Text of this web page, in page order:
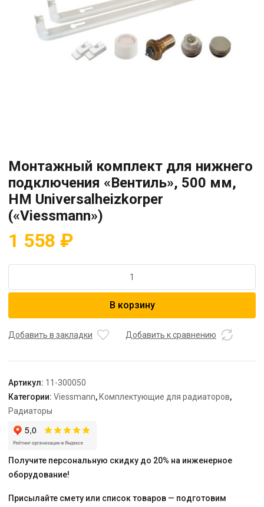
Монтажный комплект для нижнего
подключения «Вентиль», 500 мм,
HM Universalheizkorper
(«Viessmann»)
1 558 ₽
Монтажный
нижнего
мм,
HM
Universalheizkorper
("Viessmann")
В корзину
Добавить в закладки Добавить к сравнению
Артикул: 11-300050
Категории: Viessmann, Комплектующие для радиаторов,
Радиаторы
Получите персональную скидку до 20% на инженерное
оборудование!
Присылайте смету или список товаров — подготовим